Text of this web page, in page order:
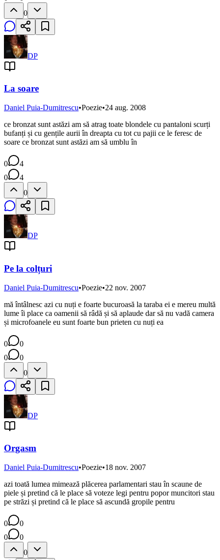
0
DP
La soare
Daniel Puia-Dumitrescu•Poezie•24 aug. 2008
ce bronzat sunt astăzi am să atrag toate blondele cu pantaloni scurți
bufanți și cu gențile aurii în dreapta cu tot cu pajii ce le feresc de
soare ce bronzat sunt astăzi am să umblu în
0
4
0
4
0
DP
Pe la colțuri
Daniel Puia-Dumitrescu•Poezie•22 nov. 2007
mă întâlnesc azi cu nuți e foarte bucuroasă la taraba ei e mereu multă
lume îi place ca oamenii să râdă și să aplaude dar să nu vadă camera
și microfoanele eu sunt foarte bun prieten cu nuți ea
0
0
0
0
0
DP
Orgasm
Daniel Puia-Dumitrescu•Poezie•18 nov. 2007
azi toată lumea mimează plăcerea parlamentari stau în scaune de
piele și pretind că le place să voteze legi pentru popor muncitori stau
pe străzi și pretind că le place să ascundă gropile pentru
0
0
0
0
0